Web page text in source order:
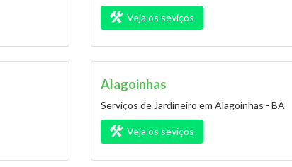
Veja os seviços
Alagoinhas
Serviços de Jardineiro em Alagoinhas - BA
Veja os seviços